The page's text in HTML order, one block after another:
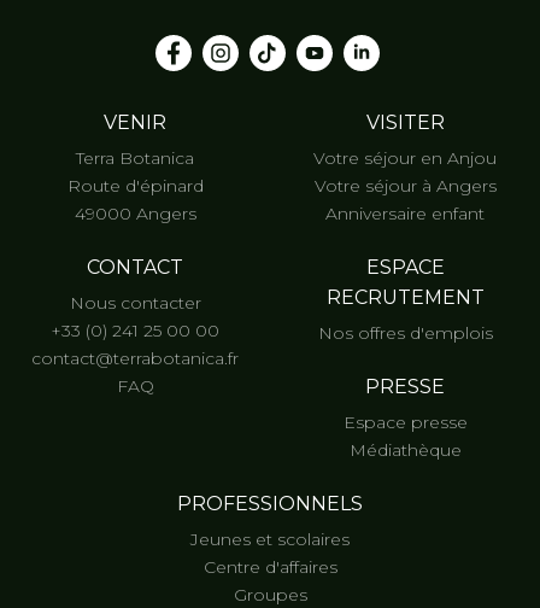
VENIR
Terra Botanica
Route d'épinard
49000 Angers
CONTACT
Nous contacter
+33 (0) 241 25 00 00
contact@terrabotanica.fr
FAQ
VISITER
Votre séjour en Anjou
Votre séjour à Angers
Anniversaire enfant
ESPACE
RECRUTEMENT
Nos offres d'emplois
PRESSE
Espace presse
Médiathèque
PROFESSIONNELS
Jeunes et scolaires
Centre d'affaires
Groupes